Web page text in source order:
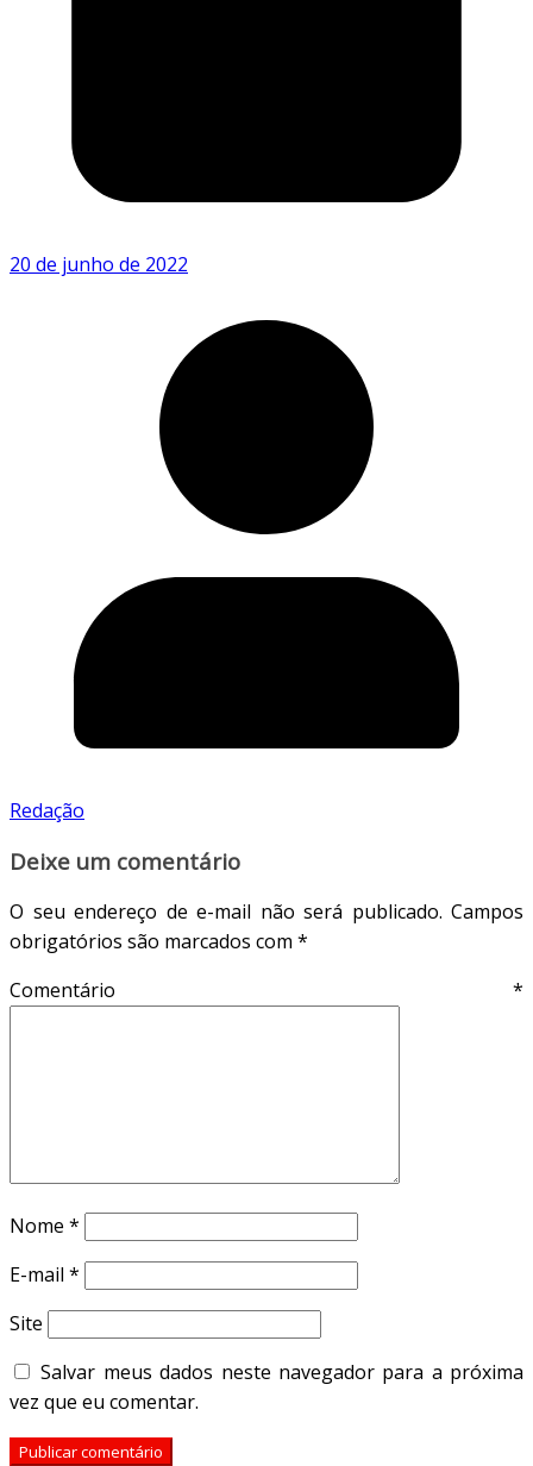
20 de junho de 2022
Redação
Deixe um comentário
O seu endereço de e-mail não será publicado. Campos
obrigatórios são marcados com *
Comentário *
Nome *
E-mail *
Site
Salvar meus dados neste navegador para a próxima
vez que eu comentar.